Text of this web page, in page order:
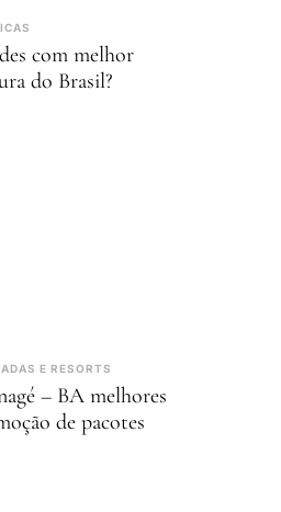
com melhor
do Brasil?
E RESORTS
– BA melhores
de pacotes